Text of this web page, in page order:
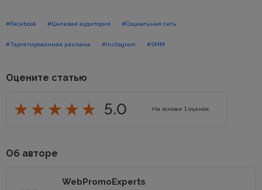
#Facebook #Целевая аудитория #Социальная сеть
#Таргетированная реклама #Instagram #SMM
Оцените статью
5.0 На основе 1 оценок
Об авторе
WebPromoExperts